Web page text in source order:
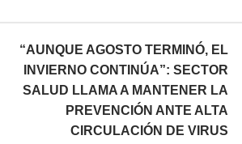
“AUNQUE AGOSTO TERMINÓ, EL
INVIERNO CONTINÚA”: SECTOR
SALUD LLAMA A MANTENER LA
PREVENCIÓN ANTE ALTA
CIRCULACIÓN DE VIRUS